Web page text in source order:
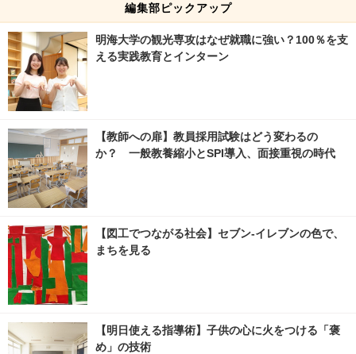
編集部ピックアップ
明海大学の観光専攻はなぜ就職に強い？100％を支
える実践教育とインターン
【教師への扉】教員採用試験はどう変わるの
か？ 一般教養縮小とSPI導入、面接重視の時代
【図工でつながる社会】セブン‐イレブンの色で、
まちを見る
【明日使える指導術】子供の心に火をつける「褒
め」の技術